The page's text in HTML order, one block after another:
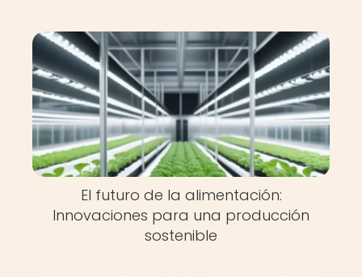
El futuro de la alimentación:
Innovaciones para una producción
sostenible